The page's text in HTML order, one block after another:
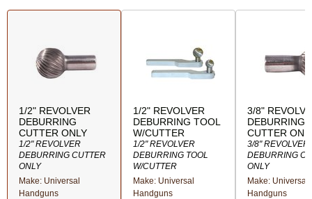
1/2" REVOLVER
DEBURRING
CUTTER ONLY
1/2" REVOLVER
DEBURRING CUTTER
ONLY
Make: Universal
Handguns
1/2" REVOLVER
DEBURRING TOOL
W/CUTTER
1/2" REVOLVER
DEBURRING TOOL
W/CUTTER
Make: Universal
Handguns
3/8"
DEBURRING
CUTTER
3/8" REVOLVER
DEBURRING
ONLY
Make: Universal
Handguns